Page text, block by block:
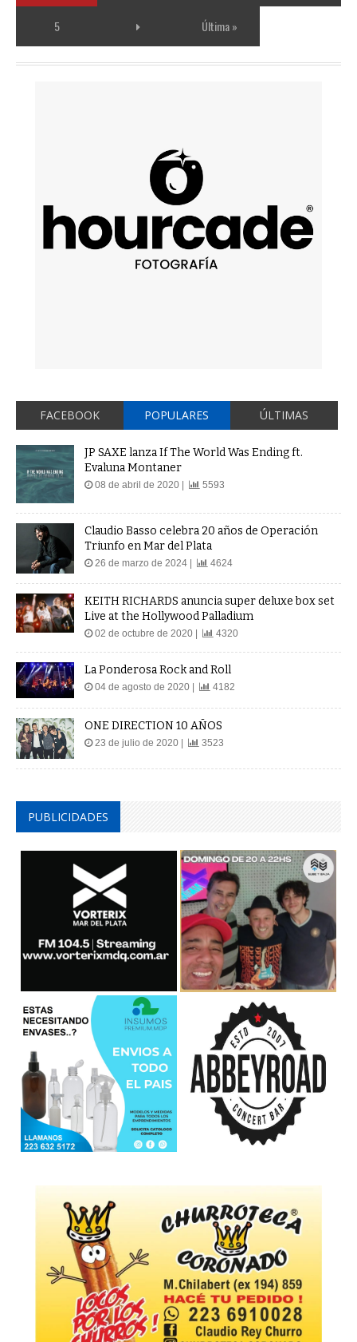
5 Última »
FACEBOOK POPULARES ÚLTIMAS
JP SAXE lanza If The World Was Ending ft.
Evaluna Montaner
08 de abril de 2020 | 5593
Claudio Basso celebra 20 años de Operación
Triunfo en Mar del Plata
26 de marzo de 2024 | 4624
KEITH RICHARDS anuncia super deluxe box set
Live at the Hollywood Palladium
02 de octubre de 2020 | 4320
La Ponderosa Rock and Roll
04 de agosto de 2020 | 4182
ONE DIRECTION 10 AÑOS
23 de julio de 2020 | 3523
PUBLICIDADES